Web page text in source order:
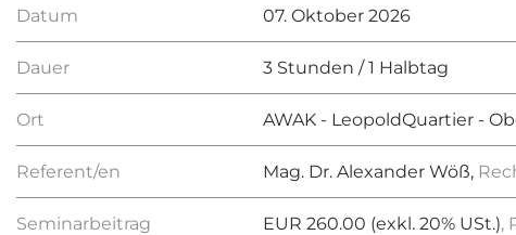
Datum 07. Oktober 2026
Dauer 3 Stunden / 1 Halbtag
Ort AWAK - LeopoldQuartier -
Referent/en Mag. Dr. Alexander Wöß,
Seminarbeitrag EUR 260.00 (exkl. 20% USt.),